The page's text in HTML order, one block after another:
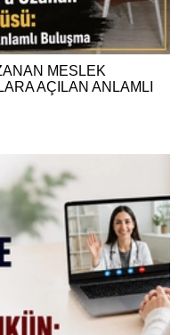
MESLEK
AÇILAN ANLAMLI